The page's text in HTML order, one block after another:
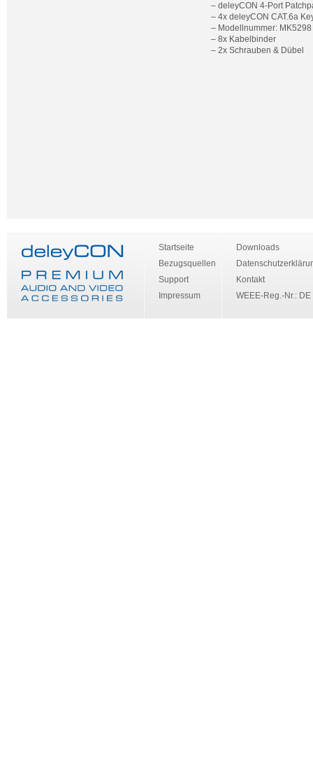
– deleyCON 4-Port
– 4x deleyCON CAT.6a
– Modellnummer: MK5298
– 8x Kabelbinder
– 2x Schrauben & Dübel
Startseite
Bezugsquellen
Support
Impressum
Downloads
Kontakt
WEEE-Reg.-Nr.: